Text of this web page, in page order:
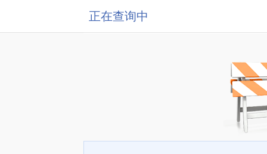
正在查询中